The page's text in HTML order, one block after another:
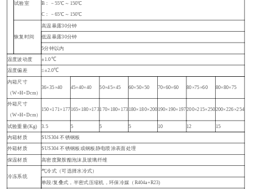
试验室
B：－55℃～150℃
C：－65℃～150℃
恢复时间
高温暴露30分钟
低温暴露30分钟
5分钟以内
温度波动度 ±1.0℃
温度偏差 ≤±2.0℃
内箱尺寸
（W×H×Dcm）
36×35×40 45×40×40 50×45×45 60×50×50 70×60×60 80×75×60 80×80×75
外箱尺寸
（W×H×Dcm）
150×171×177 165×180×173170×180×173 180×180×200 190×190×197200×215×250200×226×254
试验重量(Kg) 3.5 5 5 5 10 12 15
内箱材质 SUS304 不锈钢板
外箱材质 SUS304 不锈钢板或钢板静电喷涂表面处理
保温材质 高密度聚胺酯泡沫及玻璃纤维
冷冻系统
气冷式（可选择水冷式）
单段/复叠式，半密式压缩机，环保冷媒（R404a+R23)